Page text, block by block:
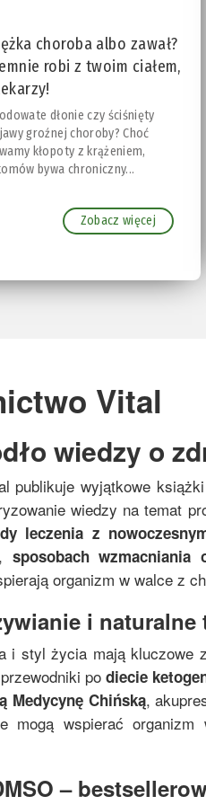
choroba albo zawał?
robi z twoim ciałem,
dłonie czy ściśnięty
groźnej choroby? Choć
kłopoty z krążeniem,
bywa chroniczny...
Zobacz więcej
Vital
wiedzy o
publikuje wyjątkowe
wiedzy na temat
leczenia z
, sposobach wzmacniania
organizm w walce z
i
i styl życia mają kluczowe
po diecie
Medycynę Chińską,
mogą wspierać organizm
–